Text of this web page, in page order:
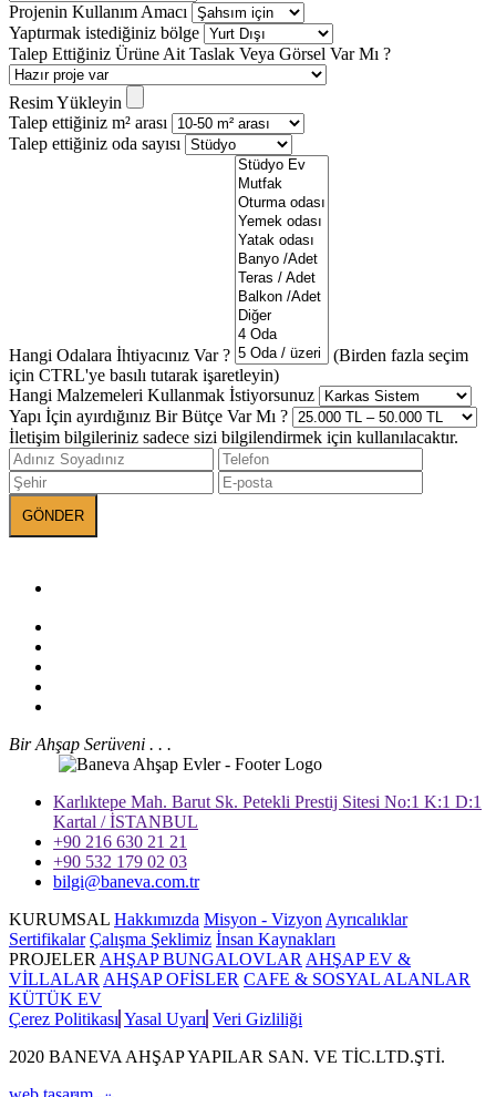
Projenin Kullanım Amacı
Yaptırmak istediğiniz bölge
Talep Ettiğiniz Ürüne Ait Taslak Veya Görsel Var Mı ?
Resim Yükleyin
Talep ettiğiniz m² arası
Talep ettiğiniz oda sayısı
Hangi Odalara İhtiyacınız Var ?
(Birden fazla seçim
için CTRL'ye basılı tutarak işaretleyin)
Hangi Malzemeleri Kullanmak İstiyorsunuz
Yapı İçin ayırdığınız Bir Bütçe Var Mı ?
İletişim bilgileriniz sadece sizi bilgilendirmek için kullanılacaktır.
Bir Ahşap Serüveni . . .
Karlıktepe Mah. Barut Sk. Petekli Prestij Sitesi No:1 K:1 D:1
Kartal / İSTANBUL
+90 216 630 21 21
+90 532 179 02 03
bilgi@baneva.com.tr
KURUMSAL Hakkımızda Misyon - Vizyon Ayrıcalıklar
Sertifikalar Çalışma Şeklimiz İnsan Kaynakları
PROJELER AHŞAP BUNGALOVLAR AHŞAP EV &
VİLLALAR AHŞAP OFİSLER CAFE & SOSYAL ALANLAR
KÜTÜK EV
Çerez Politikası Yasal Uyarı Veri Gizliliği
2020 BANEVA AHŞAP YAPILAR SAN. VE TİC.LTD.ŞTİ.